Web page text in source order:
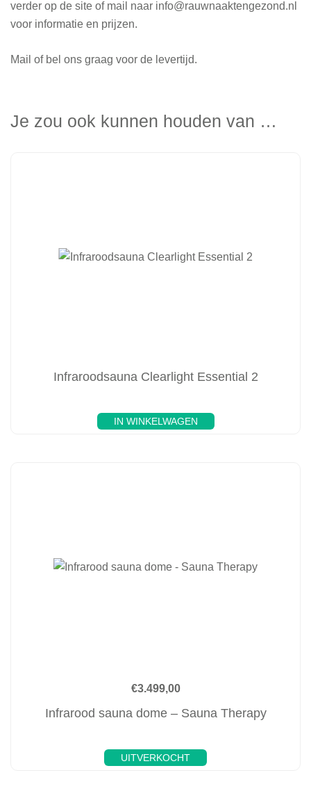
verder op de site of mail naar info@rauwnaaktengezond.nl
voor informatie en prijzen.
Mail of bel ons graag voor de levertijd.
Je zou ook kunnen houden van …
Infraroodsauna Clearlight Essential 2
IN WINKELWAGEN
€3.499,00
Infrarood sauna dome – Sauna Therapy
UITVERKOCHT